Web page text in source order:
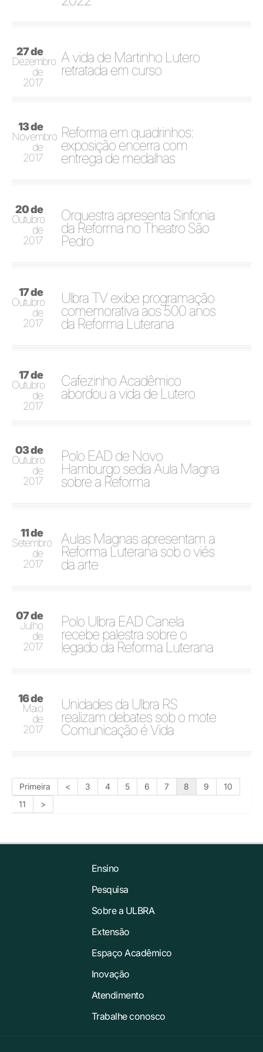
27 de
Dezembro
de
2017
A vida de Martinho Lutero
retratada em curso
13 de
Novembro
de
2017
Reforma em quadrinhos:
exposição encerra com
entrega de medalhas
20 de
Outubro
de
2017
Orquestra apresenta Sinfonia
da Reforma no Theatro São
Pedro
17 de
Outubro
de
2017
Ulbra TV exibe programação
comemorativa aos 500 anos
da Reforma Luterana
17 de
Outubro
de
2017
Cafezinho Acadêmico
abordou a vida de Lutero
03 de
Outubro
de
2017
Polo EAD de Novo
Hamburgo sedia Aula Magna
sobre a Reforma
11 de
Setembro
de
2017
Aulas Magnas apresentam a
Reforma Luterana sob o viés
da arte
07 de
Julho
de
2017
Polo Ulbra EAD Canela
recebe palestra sobre o
legado da Reforma Luterana
16 de
Maio
de
2017
Unidades da Ulbra RS
realizam debates sob o mote
Comunicação é Vida
Primeira < 3 4 5 6 7 8 9
10
11
>
Ensino
Pesquisa
Sobre a ULBRA
Extensão
Espaço Acadêmico
Inovação
Atendimento
Trabalhe conosco